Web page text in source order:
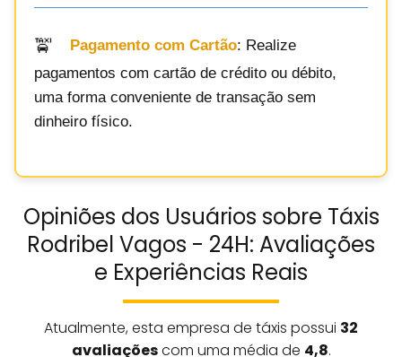
Pagamento com Cartão: Realize
pagamentos com cartão de crédito ou débito,
uma forma conveniente de transação sem
dinheiro físico.
Opiniões dos Usuários sobre Táxis
Rodribel Vagos - 24H: Avaliações
e Experiências Reais
Atualmente, esta empresa de táxis possui 32
avaliaçõescom uma média de 4,8.